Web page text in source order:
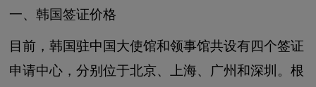
一、韩国签证价格
目前，韩国驻中国大使馆和领事馆共设有四个签证
申请中心，分别位于北京、上海、广州和深圳。根